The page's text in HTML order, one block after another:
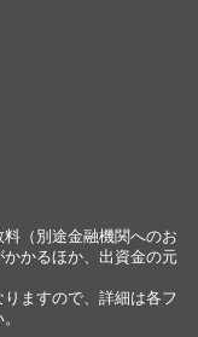
（別途金融機関へのお
かるほか、出資金の元
ますので、詳細は各フ